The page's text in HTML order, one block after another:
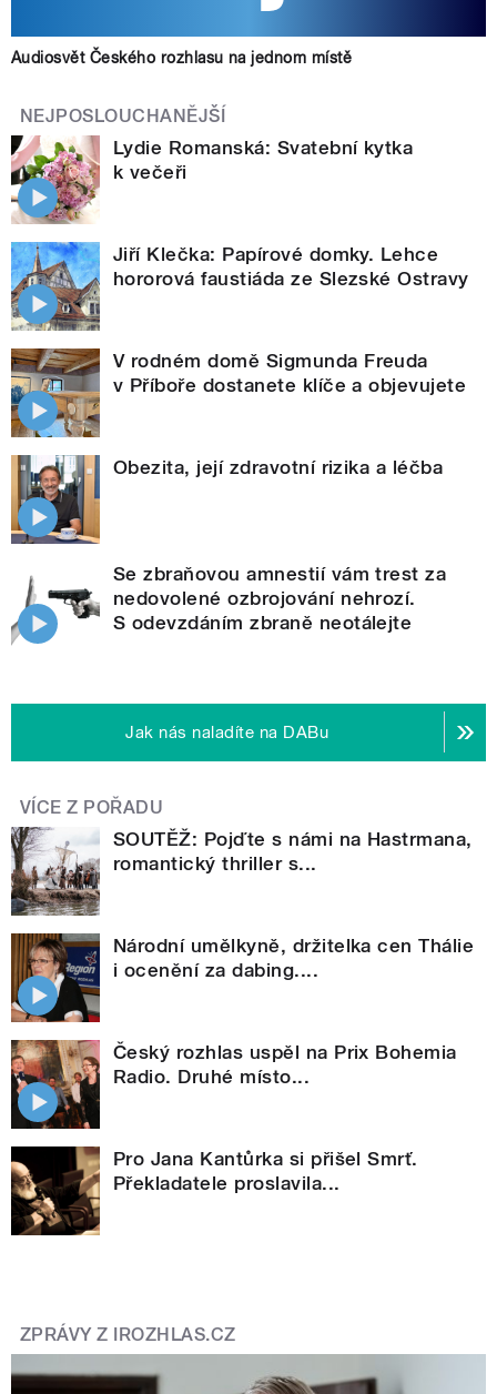
Audiosvět Českého rozhlasu na jednom místě
NEJPOSLOUCHANĚJŠÍ
Lydie Romanská: Svatební kytka
k večeři
Jiří Klečka: Papírové domky. Lehce
hororová faustiáda ze Slezské Ostravy
V rodném domě Sigmunda Freuda
v Příboře dostanete klíče a objevujete
Obezita, její zdravotní rizika a léčba
Se zbraňovou amnestií vám trest za
nedovolené ozbrojování nehrozí.
S odevzdáním zbraně neotálejte
Jak nás naladíte na DABu
VÍCE Z POŘADU
SOUTĚŽ: Pojďte s námi na Hastrmana,
romantický thriller s...
Národní umělkyně, držitelka cen Thálie
i ocenění za dabing....
Český rozhlas uspěl na Prix Bohemia
Radio. Druhé místo...
Pro Jana Kantůrka si přišel Smrť.
Překladatele proslavila...
ZPRÁVY Z IROZHLAS.CZ